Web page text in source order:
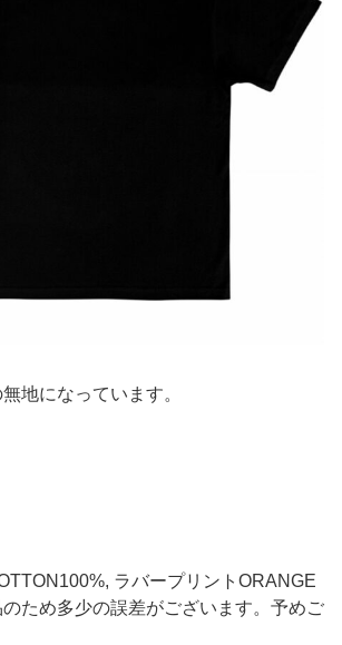
地になっています。
ラバープリントORANGE
ため多少の誤差がございます。予めご